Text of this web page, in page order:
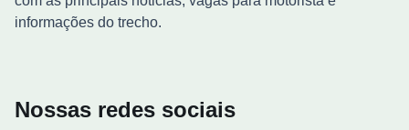
informações do trecho.
Nossas redes sociais